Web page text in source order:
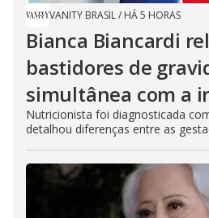
VANITY BRASIL/ HÁ 5 HORAS
Bianca Biancardi
bastidores de
simultânea com a
Nutricionista foi diagnosticada
detalhou diferenças entre as